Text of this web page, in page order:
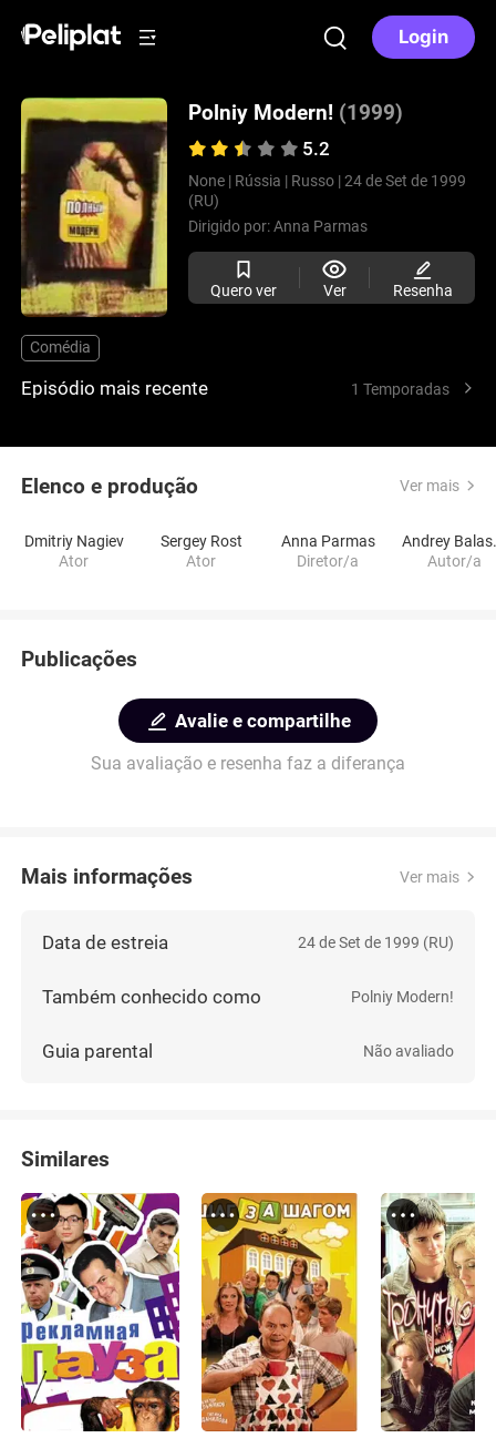
Login
Polniy Modern! (1999)
5.2
None | Rússia | Russo | 24 de Set de 1999
(RU)
Dirigido por:Anna Parmas
Quero ver Ver Resenha
Comédia
Episódio mais recente 1 Temporadas
Elenco e produção Ver mais
Dmitriy Nagiev
Ator
Sergey Rost
Ator
Anna Parmas
Diretor/a
Autor/a
Publicações
Avalie e compartilhe
Sua avaliação e resenha faz a diferança
Mais informações Ver mais
Data de estreia 24 de Set de 1999 (RU)
Também conhecido como Polniy Modern!
Guia parental Não avaliado
Similares